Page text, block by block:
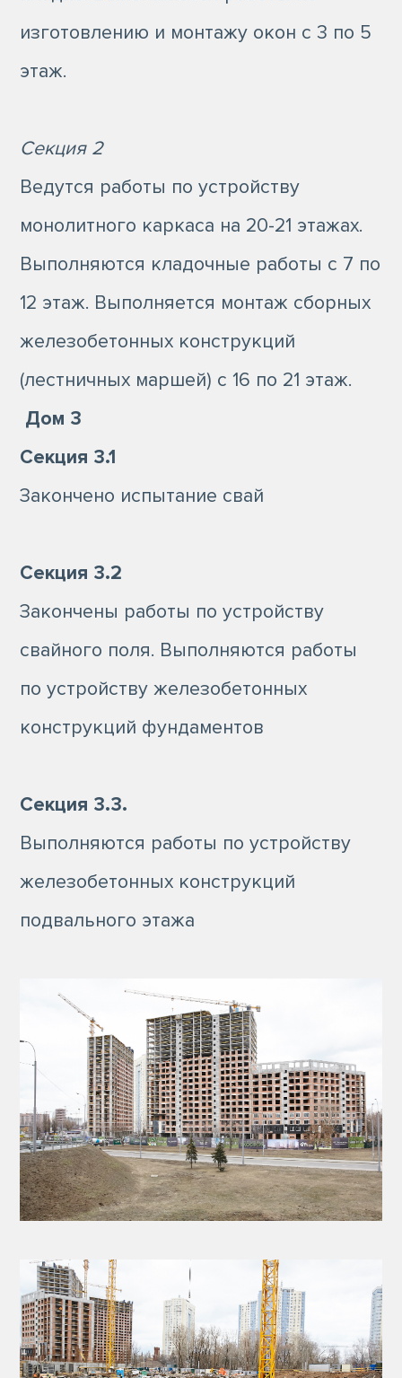
изготовлению и монтажу окон с 3 по 5
этаж.
Секция 2
Ведутся работы по устройству
монолитного каркаса на 20-21 этажах.
Выполняются кладочные работы с 7 по
12 этаж. Выполняется монтаж сборных
железобетонных конструкций
(лестничных маршей) с 16 по 21 этаж.
Дом 3
Секция 3.1
Закончено испытание свай
Секция 3.2
Закончены работы по устройству
свайного поля. Выполняются работы
по устройству железобетонных
конструкций фундаментов
Секция 3.3.
Выполняются работы по устройству
железобетонных конструкций
подвального этажа